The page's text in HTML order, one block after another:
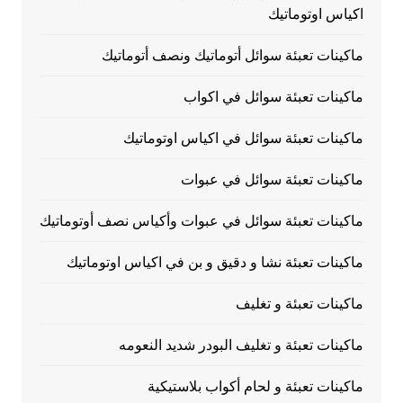
اكياس اوتوماتيك
ماكينات تعبئة سوائل أتوماتيك ونصف أتوماتيك
ماكينات تعبئة سوائل في اكواب
ماكينات تعبئة سوائل في اكياس اوتوماتيك
ماكينات تعبئة سوائل في عبوات
ماكينات تعبئة سوائل في عبوات وأكياس نصف أوتوماتيك
ماكينات تعبئة نشا و دقيق و بن في اكياس اوتوماتيك
ماكينات تعبئة و تغليف
ماكينات تعبئة و تغليف البودر شديد النعومه
ماكينات تعبئة و لحام أكواب بلاستيكية